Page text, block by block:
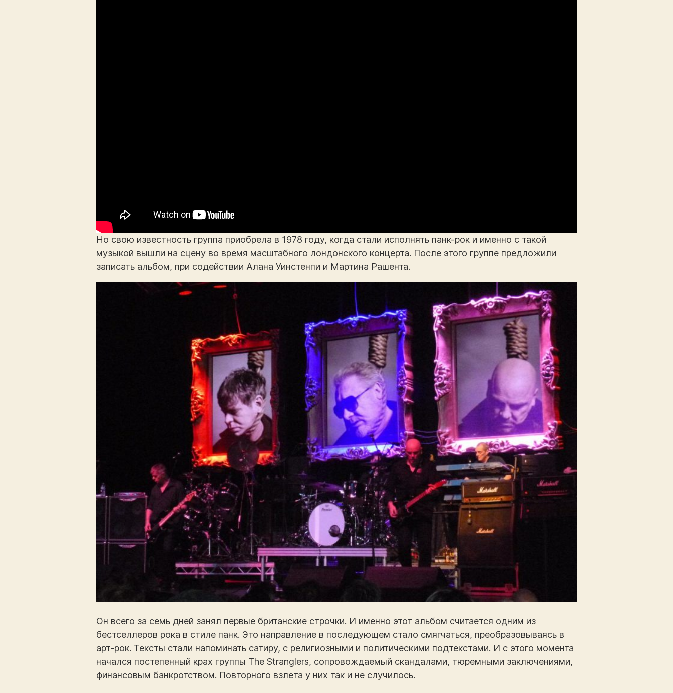
Но свою известность группа приобрела в 1978 году, когда стали исполнять панк-рок и именно с такой
музыкой вышли на сцену во время масштабного лондонского концерта. После этого группе предложили
записать альбом, при содействии Алана Уинстенпи и Мартина Рашента.
Он всего за семь дней занял первые британские строчки. И именно этот альбом считается одним из
бестселлеров рока в стиле панк. Это направление в последующем стало смягчаться, преобразовываясь в
арт-рок. Тексты стали напоминать сатиру, с религиозными и политическими подтекстами. И с этого момента
начался постепенный крах группы The Stranglers, сопровождаемый скандалами, тюремными заключениями,
финансовым банкротством. Повторного взлета у них так и не случилось.